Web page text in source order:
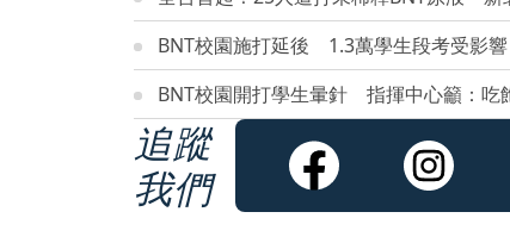
BNT校園施打延後 1.3萬學生段考受影響
BNT校園開打學生暈針 指揮中心籲：吃
追蹤
我們